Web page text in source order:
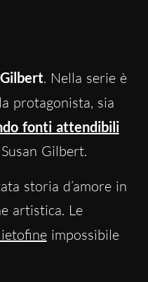
. Nella serie è
protagonista, sia
fonti attendibili
Gilbert.
storia d’amore in
artistica. Le
lietofineimpossibile